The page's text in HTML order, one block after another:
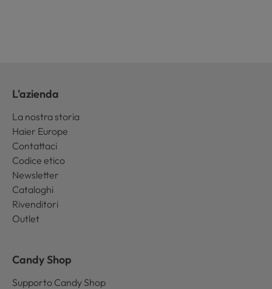
L'azienda
La nostra storia
Haier Europe
Contattaci
Codice etico
Newsletter
Cataloghi
Rivenditori
Outlet
Candy Shop
Supporto Candy Shop